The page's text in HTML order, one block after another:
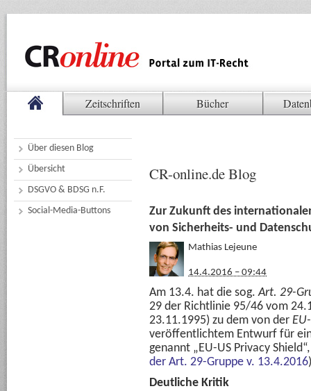
Zeitschriften Bücher
Über diesen Blog
Übersicht
DSGVO & BDSG n.F.
Social-Media-Buttons
CR-online.de Blog
Zur Zukunft des
von Sicherheits- und
Mathias Lejeune
14.4.2016 – 09:44
Am 13.4. hat die sog.Art. 29-
29 der Richtlinie 95/46 vom
23.11.1995) zu dem von der
veröffentlichtem Entwurf für
genannt „EU-US Privacy
der Art. 29-Gruppe v. 13.4.2016
Deutliche Kritik